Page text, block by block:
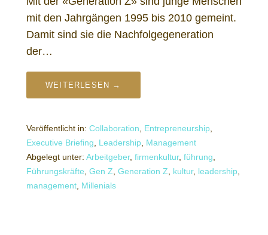
mit den Jahrgängen 1995 bis 2010 gemeint.
Damit sind sie die Nachfolgegeneration
der…
WEITERLESEN →
Veröffentlicht in: Collaboration Entrepreneurship
Executive Briefing
Leadership Management
Abgelegt unter: Arbeitgeber, firmenkultur, führung
Führungskräfte Gen Z Generation Z kultur, leadership
management Millenials